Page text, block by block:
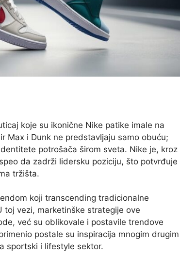
koje su ikonične Nike patike imale na
Max i Dunk ne predstavljaju samo obuću;
potrošača širom sveta. Nike je, kroz
da zadrži lidersku poziciju, što potvrđuje
tržišta.
koji transcending tradicionalne
toj vezi, marketinške strategije ove
već su oblikovale i postavile trendove
postale su inspiracija mnogim drugim
sportski i lifestyle sektor.